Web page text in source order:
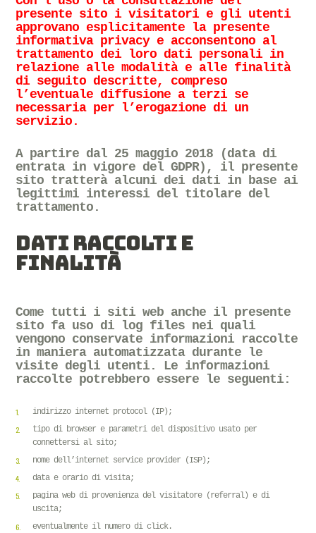
presente sito i visitatori e gli utenti
approvano esplicitamente la presente
informativa privacy e acconsentono al
trattamento dei loro dati personali in
relazione alle modalità e alle finalità
di seguito descritte, compreso
l’eventuale diffusione a terzi se
necessaria per l’erogazione di un
servizio.
A partire dal 25 maggio 2018 (data di
entrata in vigore del GDPR), il presente
sito tratterà alcuni dei dati in base ai
legittimi interessi del titolare del
trattamento.
DATI RACCOLTI E
FINALITÀ
Come tutti i siti web anche il presente
sito fa uso di log files nei quali
vengono conservate informazioni raccolte
in maniera automatizzatadurante le
visite degli utenti. Le informazioni
raccolte potrebbero essere le seguenti:
indirizzo internet protocol (IP);
tipo di browser e parametri del dispositivo usato per
connettersi al sito;
nome dell’internet service provider (ISP);
data e orario di visita;
pagina web di provenienza del visitatore (referral) e di
uscita;
eventualmente il numero di click.